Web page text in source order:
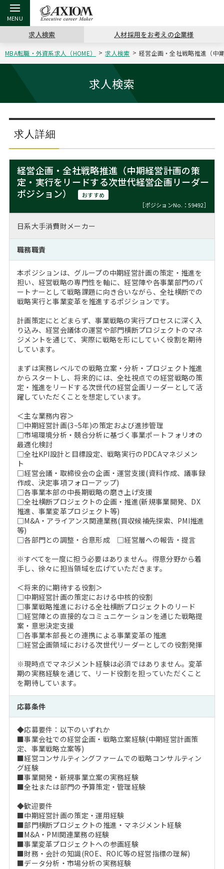
戻る
アクシアムの特長
戻る
コンサ
サービス案内
戻る
キャリ
コンサルタントの紹介
戻る
キャリア支援 TOP
キャリアデザイン講座
（最新求人市場動向）
戻る
MBAの
おわり
ステージ別アドバイス
MBAの転職事例
MBAからのFAQ
MBA留学生数の推移
戻る
日本か
インターン受入企業一覧
年齢と年収の相関図
戻る
転職ツール TOP
英文レジュメの書き方
戻る
パワー
職務経歴書の書き方
よくある面接Q&A集
戻る
転職コラム TOP
“展”職相談室
転職市場の明日をよめ
転職成功への4つの鍵
注目企業インタビュー
戻る
イベント・セミナー TOP
ジョブフェア
キャリアデザインセミナー
キャリアフォーラム
Career Talk Live
MBA NETWORKING
戻る
会社概要 TOP
沿革
主なクライアント
採用情報
ニュースリリース
求人検索 人材採用をお考えの企業様
MBA転職・外資系求人（HOME） 求人検索 経営企画・全社戦略推進（中
求人検索
求人詳細
経営企画・全社戦略推進（中期経営計画の策
定・実行をリードする次世代経営企画リーダー
ポジション）
おすすめ
［ポジションNo.：59492］
日系大手消費財メーカー
職務職責
本ポジションは、グループの中期経営計画の策定・推進を
担い、経営戦略の専門性を軸に、経営陣や各事業部門のパ
ートナーとして戦略課題に向き合いながら、全社横断での
戦略実行と事業変革を推進するポジションです。
計画策定にとどまらず、事業戦略の実行プロセスに深く入
り込み、経営会議体の運営や部門横断プロジェクトのマネ
ジメントを通じて、実際に戦略を形にしていく役割を期待
しています。
まずは実務レベルでの戦略立案・分析・プロジェクト推進
からスタートし、将来的には、全社視点での経営戦略の策
定・推進をリードする次世代の経営企画リーダーとして活
躍していただくことを想定しています。
＜主な業務内容＞
□中期経営計画(3~5年)の策定および進捗管理
□市場環境分析・競合分析に基づく事業ポートフォリオの
最適化検討
□全社KPI設計と目標設定、戦略実行のPDCAマネジメン
ト
□経営会議・取締役会の企画・運営支援(資料作成、議事録
作成、決定事項フォローアップ)
□各事業本部の中長期戦略の磨き上げ支援
□全社横断プロジェクトの企画・推進(新規事業開発、DX
推進、事業変革プロジェクト等)
□M&A・アライアンス関連業務(買収候補先探索、PMI推進
等)
□各部門との調整・合意形成 □経営層への報告・提言
※すべてを一度に担う必要はありません。得意分野から着
手し、徐々に担当領域を広げていただきます。
＜将来的に期待する役割＞
□中期経営計画の策定における中核的役割
□事業戦略推進における全社横断プロジェクトのリード
□経営陣との直接的なコミュニケーションを通じた戦略提
案・意思決定支援
□各事業本部長との連携による事業変革の推進
□経営企画領域における次世代リーダーとしての役割発揮
※現時点でマネジメント経験は必須ではありません。変革
期の実務経験を通じて、リード役割を担っていただくこと
を期待しています。
応募条件
◆応募要件：以下のいずれか
■事業会社での経営企画・戦略立案経験(中期経営計画策
定、事業戦略立案等)
■経営コンサルティングファームでの戦略コンサルティン
グ経験
■事業開発・新規事業立案の実務経験
■全社または部門の予算策定・管理経験
◆歓迎要件
■中期経営計画の策定・運用経験
■部門横断プロジェクトの推進・マネジメント経験
■M&A・PMI関連業務の経験
■事業変革プロジェクトへの参画経験
■財務・会計の知識(ROE、ROIC等の経営指標の理解)
■データ分析・市場分析の実務経験